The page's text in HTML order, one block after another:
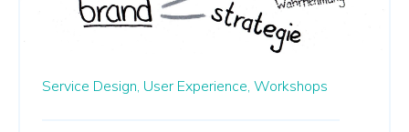
Service Design, User Experience, Workshops